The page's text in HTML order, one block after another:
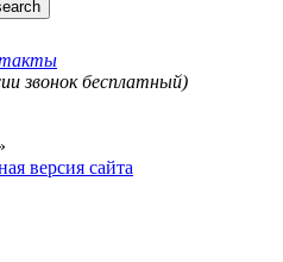
звонок бесплатный)
версия сайта